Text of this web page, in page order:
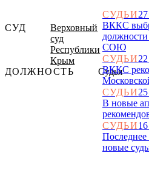
СУД
Верховный
суд
Республики
Крым
ДОЛЖНОСТЬ
Судья
СУДЬИ
ВККС
должности
СОЮ
СУДЬИ
ВККС
СУДЬИ
В новые
СУДЬИ
новые